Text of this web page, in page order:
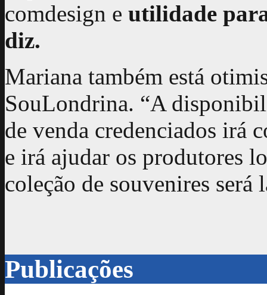
comdesign e utilidade
diz.
Mariana também está
SouLondrina. “A
de venda credenciados irá
e irá ajudar os produtores
coleção de souvenires será
Publicações